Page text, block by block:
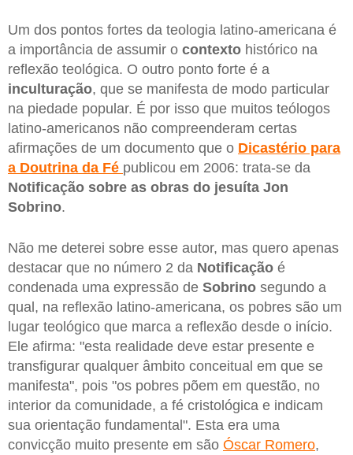
Um dos pontos fortes da teologia latino-americana é
a importância de assumir o contexto histórico na
reflexão teológica. O outro ponto forte é a
inculturação, que se manifesta de modo particular
na piedade popular. É por isso que muitos teólogos
latino-americanos não compreenderam certas
afirmações de um documento que o Dicastério para
a Doutrina da Fé publicou em 2006: trata-se da
Notificação sobre as obras do jesuíta Jon
Sobrino.
Não me deterei sobre esse autor, mas quero apenas
destacar que no número 2 da Notificação é
condenada uma expressão de Sobrino segundo a
qual, na reflexão latino-americana, os pobres são um
lugar teológico que marca a reflexão desde o início.
Ele afirma: "esta realidade deve estar presente e
transfigurar qualquer âmbito conceitual em que se
manifesta", pois "os pobres põem em questão, no
interior da comunidade, a fé cristológica e indicam
sua orientação fundamental". Esta era uma
convicção muito presente em são Óscar Romero,